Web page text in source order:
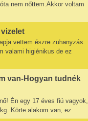
nem nőttem.Akkor voltam
vettem észre zuhanyzás
valami higiénikus de ez
van-Hogyan tudnék
Én egy 17 éves fiú vagyok,
Körte alakom van, ez...